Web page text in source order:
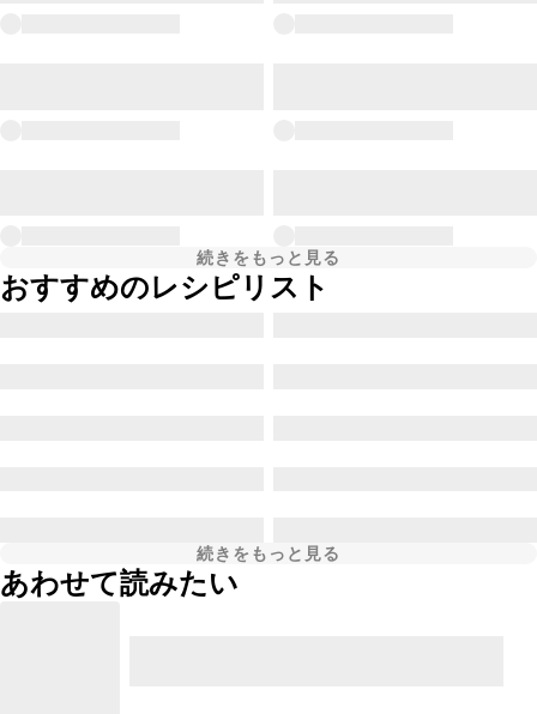
続きをもっと見る
おすすめのレシピリスト
続きをもっと見る
あわせて読みたい